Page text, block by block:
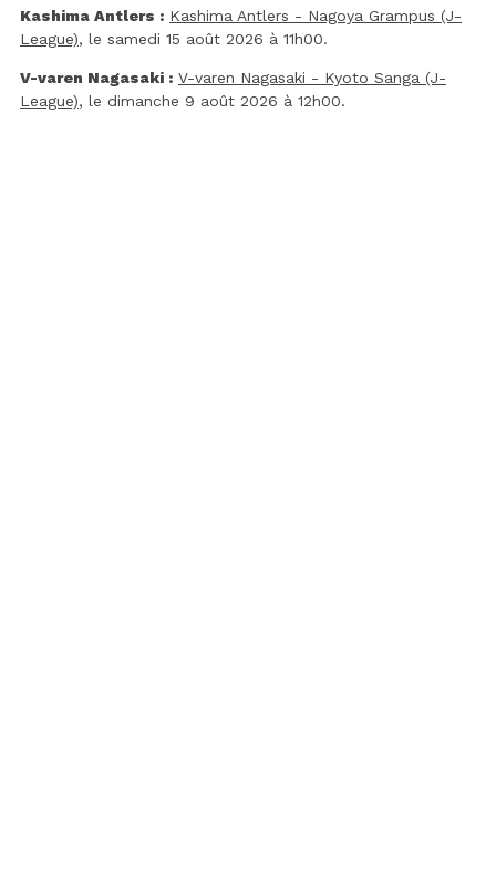
Kashima Antlers : Kashima Antlers - Nagoya Grampus (J-
League), le samedi 15 août 2026 à 11h00.
V-varen Nagasaki : V-varen Nagasaki - Kyoto Sanga (J-
League), le dimanche 9 août 2026 à 12h00.